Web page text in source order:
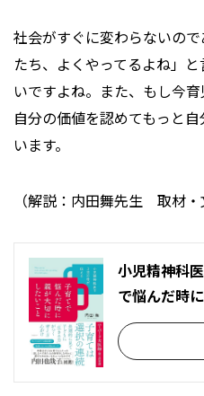
社会がすぐに変わらないの
たち、よくやってるよね」
いですよね。また、もし今
自分の価値を認めてもっと
います。
（解説：内田舞先生 取材・
小児精神科
で悩んだ時